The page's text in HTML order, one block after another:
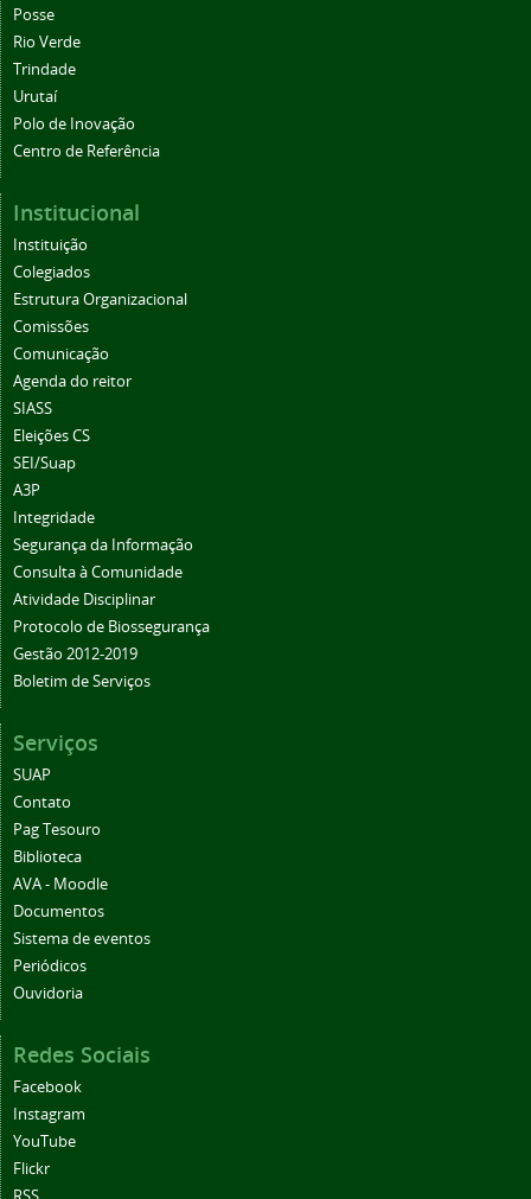
Posse
Rio Verde
Trindade
Urutaí
Polo de Inovação
Centro de Referência
Institucional
Instituição
Colegiados
Estrutura Organizacional
Comissões
Comunicação
Agenda do reitor
SIASS
Eleições CS
SEI/Suap
A3P
Integridade
Segurança da Informação
Consulta à Comunidade
Atividade Disciplinar
Protocolo de Biossegurança
Gestão 2012-2019
Boletim de Serviços
Serviços
SUAP
Contato
Pag Tesouro
Biblioteca
AVA - Moodle
Documentos
Sistema de eventos
Periódicos
Ouvidoria
Redes Sociais
Facebook
Instagram
YouTube
Flickr